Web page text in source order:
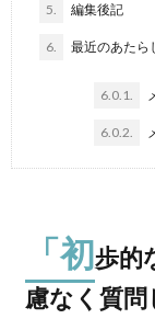
5. 編集後記
6. 最近のあたら
6.0.1.
6.0.2.
「初歩的
慮なく質問